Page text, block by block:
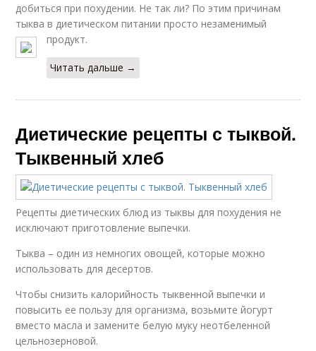
добиться при похудении. Не так ли? По этим причинам
тыква в диетическом питании просто незаменимый
продукт.
Читать дальше →
Диетические рецепты с тыквой.
Тыквенный хлеб
Рецепты диетических блюд из тыквы для похудения не
исключают приготовление выпечки.
Тыква – один из немногих овощей, которые можно
использовать для десертов.
Чтобы снизить калорийность тыквенной выпечки и
повысить ее пользу для организма, возьмите йогурт
вместо масла и замените белую муку неотбеленной
цельнозерновой.